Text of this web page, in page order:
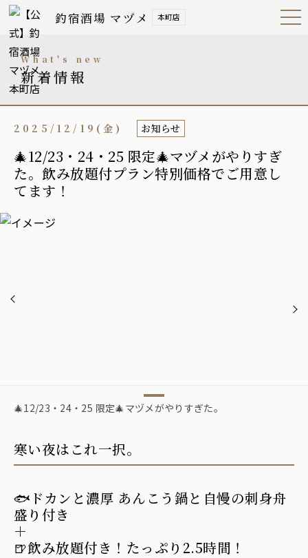
釣宿酒場 マヅメ 本町店 Open
Navig
what's new
新着情報
🎄12/23・24・25 限定🎄マヅメがやりすぎ
た。飲み放題付プラン特別価格でご用意し
てます！
2025/12/19(金) お知らせ
🎄12/23・24・25 限定🎄マヅメがやりすぎた。
寒い夜はこれ一択。
🐟ドカンと濃厚 あんこう鍋と自慢の刺身舟
盛り付き
＋
🍺飲み放題付き！たっぷり2.5時間！